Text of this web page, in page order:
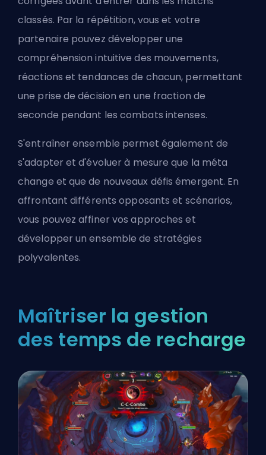
classés. Par la répétition, vous et votre
partenaire pouvez développer une
compréhension intuitive des mouvements,
réactions et tendances de chacun, permettant
une prise de décision en une fraction de
seconde pendant les combats intenses.
S'entraîner ensemble permet également de
s'adapter et d'évoluer à mesure que la méta
change et que de nouveaux défis émergent. En
affrontant différents opposants et scénarios,
vous pouvez affiner vos approches et
développer un ensemble de stratégies
polyvalentes.
Maîtriser la gestion
des temps de recharge